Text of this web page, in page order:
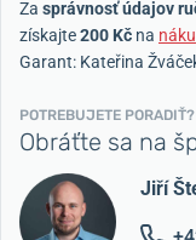
Za správnosť údajov
získajte200 Kč na
Garant: Kateřina
POTREBUJETE PORADIŤ?
Obráťte sa na
Jiří